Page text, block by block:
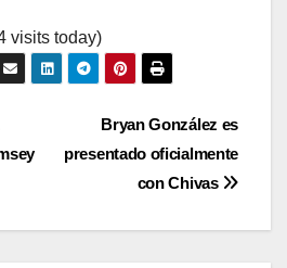
visits today)
Bryan González es
presentado oficialmente
con Chivas